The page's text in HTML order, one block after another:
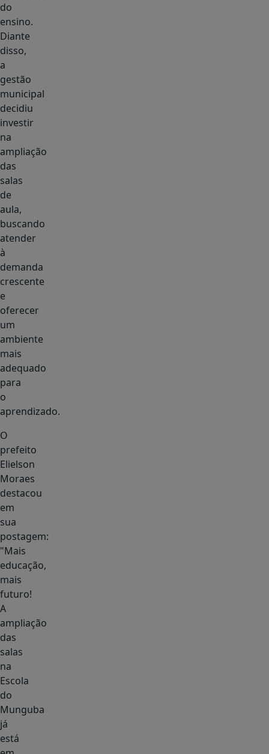
do
ensino.
Diante
disso,
a
gestão
municipal
decidiu
investir
na
ampliação
das
salas
de
aula,
buscando
atender
à
demanda
crescente
e
oferecer
um
ambiente
mais
adequado
para
o
aprendizado.
O
prefeito
Elielson
Moraes
destacou
em
sua
postagem:
"Mais
educação,
mais
futuro!
A
ampliação
das
salas
na
Escola
do
Munguba
já
está